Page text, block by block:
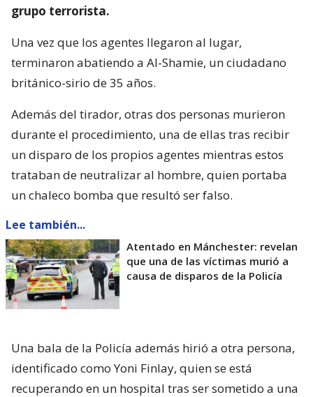
grupo terrorista.
Una vez que los agentes llegaron al lugar,
terminaron abatiendo a Al-Shamie, un ciudadano
británico-sirio de 35 años.
Además del tirador, otras dos personas murieron
durante el procedimiento, una de ellas tras recibir
un disparo de los propios agentes mientras estos
trataban de neutralizar al hombre, quien portaba
un chaleco bomba que resultó ser falso.
Lee también...
Atentado en Mánchester: revelan
que una de las víctimas murió a
causa de disparos de la Policía
Una bala de la Policía además hirió a otra persona,
identificado como Yoni Finlay, quien se está
recuperando en un hospital tras ser sometido a una